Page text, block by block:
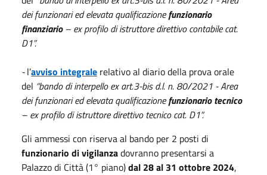
dei funzionari ed elevata qualificazionefunzionario
finanziario– ex profilo di istruttore direttivo contabile cat.
D1”.
-l’avviso integrale relativo al diario della prova orale
del “bando di interpello ex art.3-bis d.l. n. 80/2021 - Area
dei funzionari ed elevata qualificazionefunzionario tecnico
– ex profilo di istruttore direttivo tecnico cat. D1”.
Gli ammessi con riserva al bando per 2 posti di
funzionario di vigilanzadovranno presentarsi a
Palazzo di Città (1° piano)dal 28 al 31 ottobre 2024,